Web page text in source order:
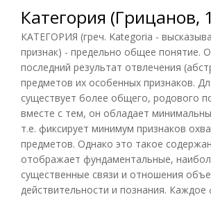
Категория (Грицанов,
КАТЕГОРИЯ (греч. Kategoria -
признак) - предельно общее понятие.
последний результат отвлечения
предметов их особенных признаков.
существует более общего, родового
вместе с тем, он обладает
т.е. фиксирует минимум признаков
предметов. Однако это такое
отображает фундаментальные,
существенные связи и отношения
действительности и познания.